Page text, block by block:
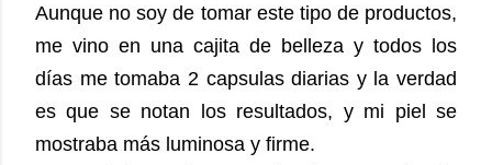
Aunque no soy de tomar este tipo de productos,
me vino en una cajita de belleza y todos los
días me tomaba 2 capsulas diarias y la verdad
es que se notan los resultados, y mi piel se
mostraba más luminosa y firme.